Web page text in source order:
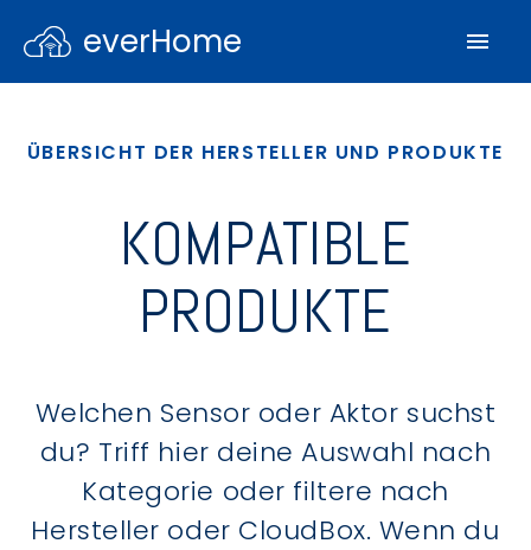
everHome
ÜBERSICHT DER HERSTELLER UND PRODUKTE
KOMPATIBLE
PRODUKTE
Welchen Sensor oder Aktor suchst
du? Triff hier deine Auswahl nach
Kategorie oder filtere nach
Hersteller oder CloudBox. Wenn du